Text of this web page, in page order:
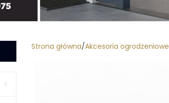
Strona główna Akcesoria ogrodzeniowe